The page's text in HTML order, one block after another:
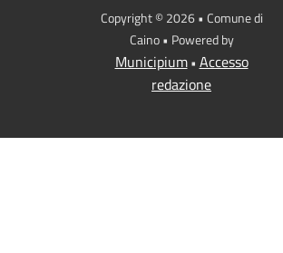
Copyright © 2026 • Comune di
Caino • Powered by
Municipium• Accesso
redazione